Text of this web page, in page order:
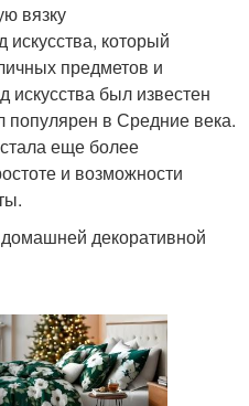
вязку
искусства, который
предметов и
искусства был известен
в Средние века.
еще более
и возможности
декоративной